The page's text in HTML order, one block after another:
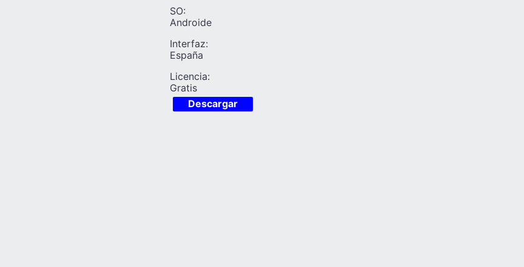
SO:
Androide
Interfaz:
España
Licencia:
Gratis
Descargar